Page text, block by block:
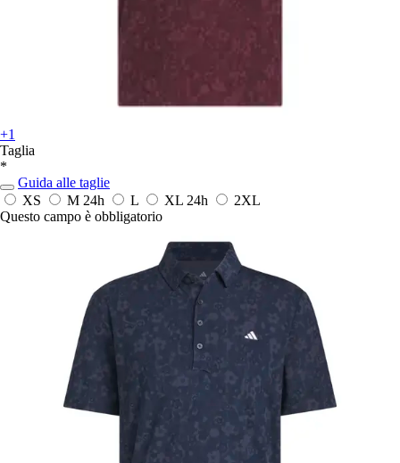
+1
Taglia
*
Guida alle taglie
XS
M 24h L XL 24h
2XL
Questo campo è obbligatorio